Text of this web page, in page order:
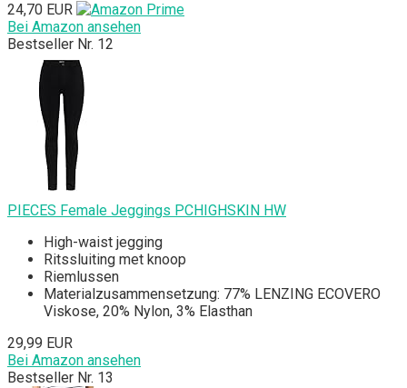
24,70 EUR
Bei Amazon ansehen
Bestseller Nr. 12
PIECES Female Jeggings PCHIGHSKIN HW
High-waist jegging
Ritssluiting met knoop
Riemlussen
Materialzusammensetzung: 77% LENZING ECOVERO
Viskose, 20% Nylon, 3% Elasthan
29,99 EUR
Bei Amazon ansehen
Bestseller Nr. 13